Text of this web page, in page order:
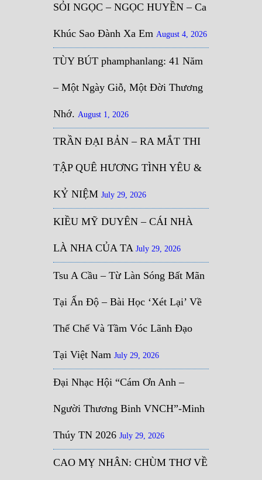
SỎI NGỌC – NGỌC HUYỀN – Ca
Khúc Sao Đành Xa Em August 4, 2026
TÙY BÚT phamphanlang: 41 Năm
– Một Ngày Giỗ, Một Đời Thương
Nhớ. August 1, 2026
TRẦN ĐẠI BẢN – RA MẮT THI
TẬP QUÊ HƯƠNG TÌNH YÊU &
KỶ NIỆM July 29, 2026
KIỀU MỸ DUYÊN – CÁI NHÀ
LÀ NHA CỦA TA July 29, 2026
Tsu A Cầu – Từ Làn Sóng Bất Mãn
Tại Ấn Độ – Bài Học ‘Xét Lại’ Về
Thể Chế Và Tầm Vóc Lãnh Đạo
Tại Việt Nam July 29, 2026
Đại Nhạc Hội “Cám Ơn Anh –
Người Thương Binh VNCH”-Minh
Thúy TN 2026 July 29, 2026
CAO MỴ NHÂN: CHÙM THƠ VỀ